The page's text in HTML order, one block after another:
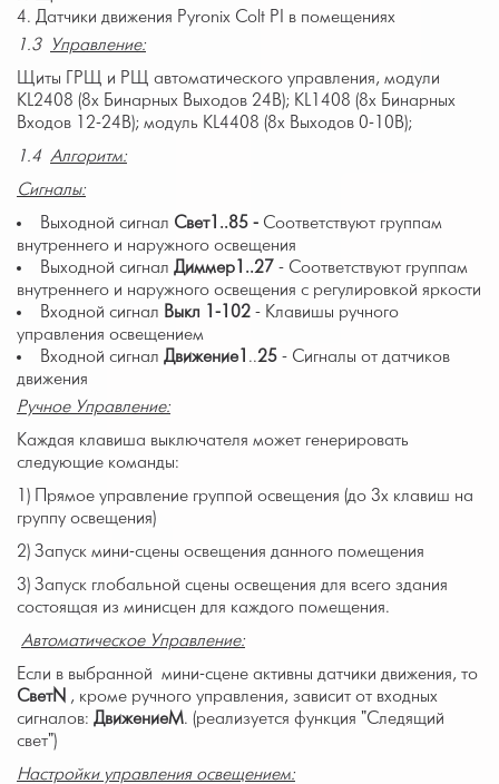
Датчики движения Pyronix Colt PI в помещениях
1.3
Управление:
Щиты ГРЩ и РЩ автоматического управления, модули
KL2408 (8х Бинарных Выходов 24В); KL1408 (8х Бинарных
Входов 12-24В); модуль KL4408 (8х Выходов 0-10В);
1.4 Алгоритм:
Сигналы:
Выходной сигнал Свет1..85 - Соответствуют группам
внутреннего и наружного освещения
Выходной сигнал Диммер1..27 - Соответствуют группам
внутреннего и наружного освещения с регулировкой яркости
Входной сигнал Выкл 1-102 - Клавишы ручного
управления освещением
Входной сигнал Движение1 ..25 - Сигналы от датчиков
движения
Ручное Управление:
Каждая клавиша выключателя может генерировать
следующие команды:
1) Прямое управление группой освещения (до 3х клавиш на
группу освещения)
2) Запуск мини-сцены освещения данного помещения
3) Запуск глобальной сцены освещения для всего здания
состоящая из минисцен для каждого помещения.
Автоматическое Управление:
Если в выбранной мини-сцене активны датчики движения, то
СветN , кроме ручного управления, зависит от входных
сигналов: ДвижениеM. (реализуется функция "Следящий
свет")
Настройки управления освещением: